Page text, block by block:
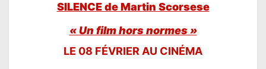
SILENCE de Martin Scorsese
« Un film hors normes »
LE 08 FÉVRIER AU CINÉMA